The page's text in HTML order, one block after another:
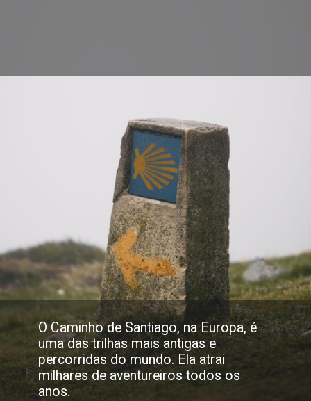
O Caminho de Santiago, na Europa, é
uma das trilhas mais antigas e
percorridas do mundo. Ela atrai
milhares de aventureiros todos os
anos.